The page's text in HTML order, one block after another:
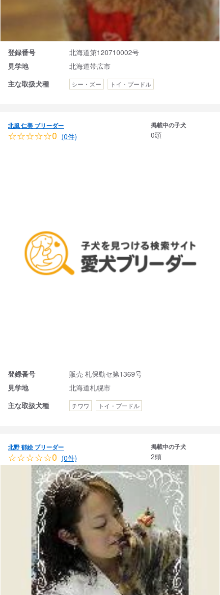
登録番号
北海道第120710002号
見学地
北海道帯広市
主な取扱犬種
シー・ズー トイ・プードル
北風 仁美 ブリーダー
☆☆☆☆☆0 (0件)
掲載中の子犬
0頭
登録番号
販売 札保動セ第1369号
見学地
北海道札幌市
主な取扱犬種
チワワ トイ・プードル
北野 郁絵 ブリーダー
☆☆☆☆☆0 (0件)
掲載中の子犬
2頭